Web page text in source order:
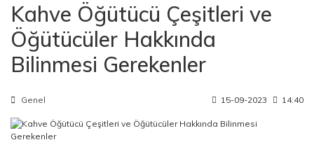
Kahve Öğütücü Çeşitleri ve
Öğütücüler Hakkında
Bilinmesi Gerekenler
Genel 15-09-2023 14:40